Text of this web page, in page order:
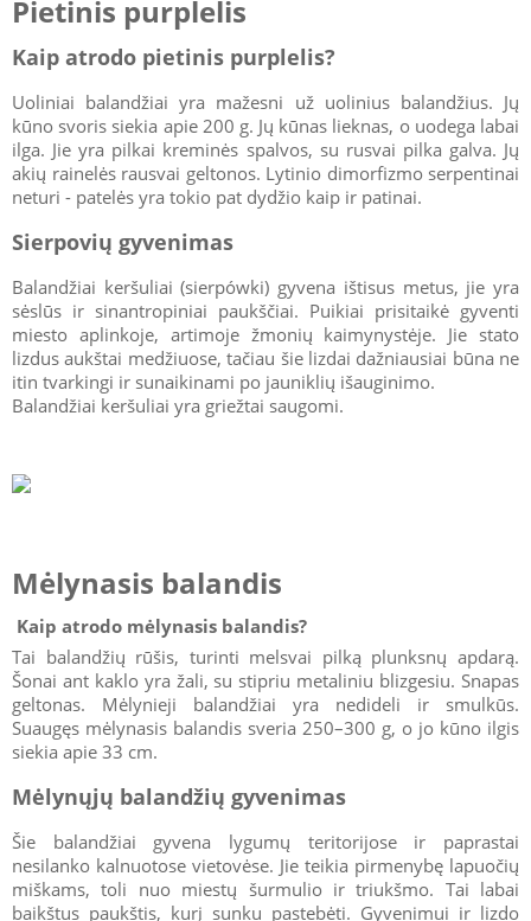
Pietinis purplelis
Kaip atrodo pietinis purplelis?
Uoliniai balandžiai yra mažesni už uolinius balandžius. Jų
kūno svoris siekia apie 200 g. Jų kūnas lieknas, o uodega labai
ilga. Jie yra pilkai kreminės spalvos, su rusvai pilka galva. Jų
akių rainelės rausvai geltonos. Lytinio dimorfizmo serpentinai
neturi - patelės yra tokio pat dydžio kaip ir patinai.
Sierpovių gyvenimas
Balandžiai keršuliai (sierpówki) gyvena ištisus metus, jie yra
sėslūs ir sinantropiniai paukščiai. Puikiai prisitaikė gyventi
miesto aplinkoje, artimoje žmonių kaimynystėje. Jie stato
lizdus aukštai medžiuose, tačiau šie lizdai dažniausiai būna ne
itin tvarkingi ir sunaikinami po jauniklių išauginimo.
Balandžiai keršuliai yra griežtai saugomi.
Mėlynasis balandis
Kaip atrodo mėlynasis balandis?
Tai balandžių rūšis, turinti melsvai pilką plunksnų apdarą.
Šonai ant kaklo yra žali, su stipriu metaliniu blizgesiu. Snapas
geltonas. Mėlynieji balandžiai yra nedideli ir smulkūs.
Suaugęs mėlynasis balandis sveria 250–300 g, o jo kūno ilgis
siekia apie 33 cm.
Mėlynųjų balandžių gyvenimas
Šie balandžiai gyvena lygumų teritorijose ir paprastai
nesilanko kalnuotose vietovėse. Jie teikia pirmenybę lapuočių
miškams, toli nuo miestų šurmulio ir triukšmo. Tai labai
baikštus paukštis, kurį sunku pastebėti. Gyvenimui ir lizdo